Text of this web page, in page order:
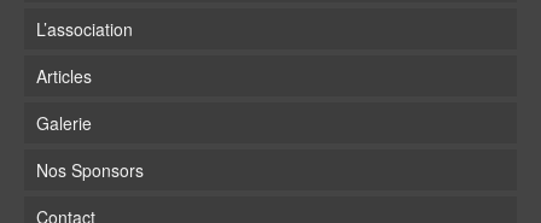
L’association
Articles
Galerie
Nos Sponsors
Contact